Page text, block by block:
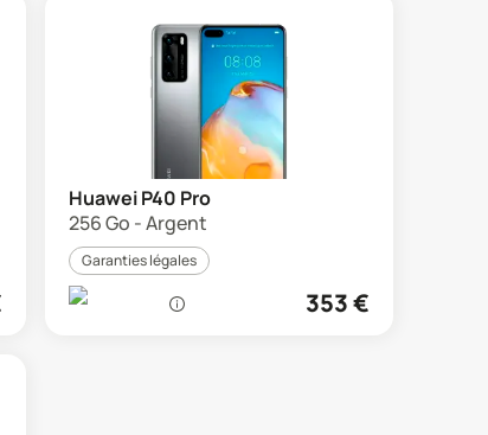
Huawei P40 Pro
256 Go - Argent
Garanties légales
353€